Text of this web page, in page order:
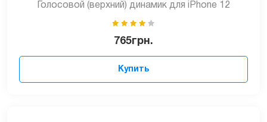
Голосовой (верхний) динамик для iPhone 12
765грн.
Купить